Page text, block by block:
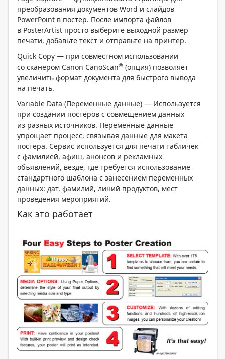
преобразования документов Word и слайдов
РowerPoint в постер. После импорта файлов
в PosterArtist просто выберите выходной размер
печати, добавьте текст и отправьте на принтер.
Quick Copy — при совместном использовании
со сканером Canon CanoScan® (опция) позволяет
увеличить формат документа для быстрого вывода
на печать.
Variable Data (Переменные данные) — Используется
при создании постеров с совмещением данных
из разных источников. Переменные данные
упрощает процесс, связывая данные для макета
постера. Сервис используется для печати табличек
с фамилией, афиш, анонсов и рекламных
объявлений, везде, где требуется использование
стандартного шаблона с занесением переменных
данных: дат, фамилий, линий продуктов, мест
проведения мероприятий.
Как это работает